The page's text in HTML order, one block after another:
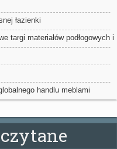
łazienki
targi materiałów podłogowych i
handlu meblami